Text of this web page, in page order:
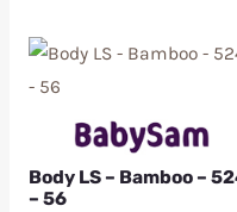
Body LS – Bamboo –
– 56